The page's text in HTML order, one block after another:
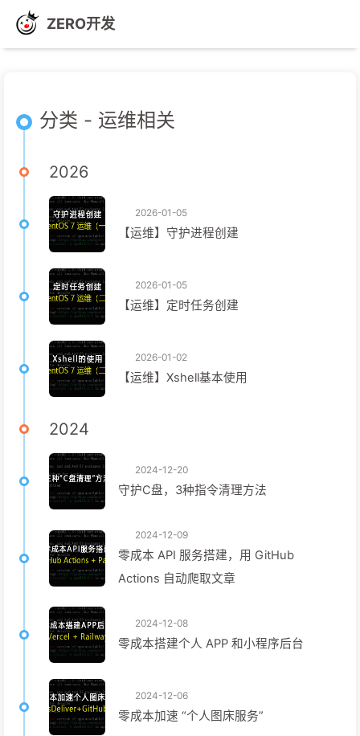
ZERO开发
分类 - 运维相关
2026
2026-01-05
【运维】守护进程创建
2026-01-05
【运维】定时任务创建
2026-01-02
【运维】Xshell基本使用
2024
2024-12-20
守护C盘，3种指令清理方法
2024-12-09
零成本 API 服务搭建，用 GitHub
Actions 自动爬取文章
2024-12-08
零成本搭建个人 APP 和小程序后台
2024-12-06
零成本加速 “个人图床服务”